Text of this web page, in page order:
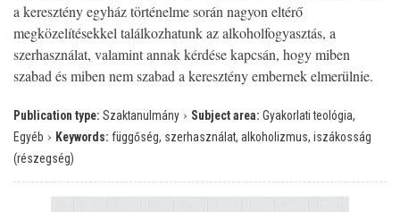
a keresztény egyház történelme során nagyon eltérő
megközelítésekkel találkozhatunk az alkoholfogyasztás, a
szerhasználat, valamint annak kérdése kapcsán, hogy miben
szabad és miben nem szabad a keresztény embernek elmerülnie.
Publication type: Szaktanulmány › Subject area: Gyakorlati teológia,
Egyéb › Keywords: függőség, szerhasználat, alkoholizmus, iszákosság
(részegség)